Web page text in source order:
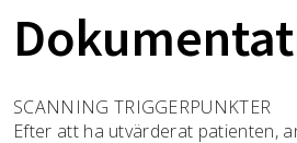
SCANNING TRIGGERPUNKTER
Efter att ha utvärderat patienten,